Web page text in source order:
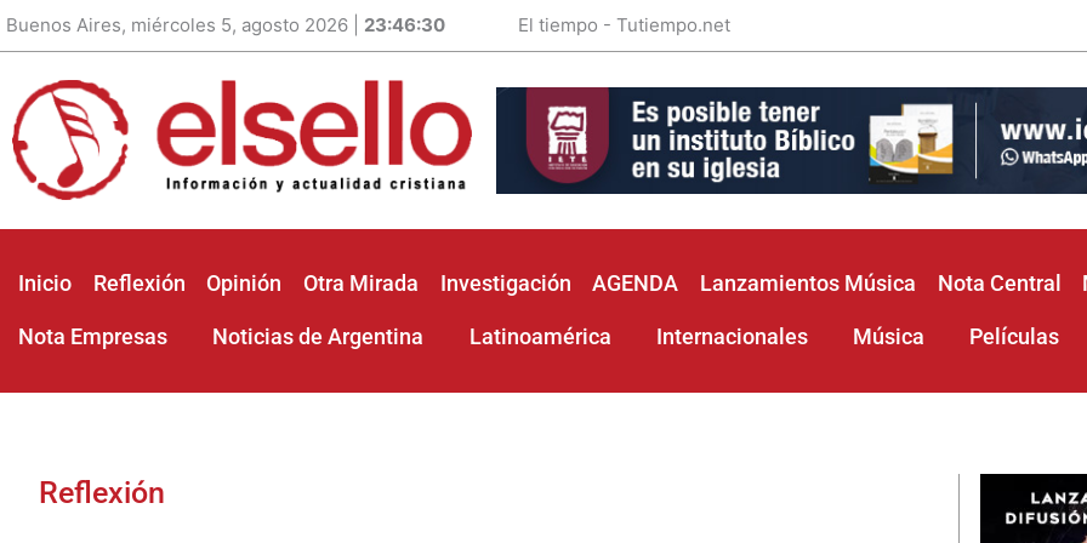
Buenos Aires, miércoles 5, agosto 2026 | 23:46:31 El tiempo - Tutiempo.net
Inicio Reflexión Opinión Otra Mirada Investigación AGENDA Lanzamientos Música Nota Central
Nota Empresas Noticias de Argentina Latinoamérica Internacionales Música Películas
Reflexión